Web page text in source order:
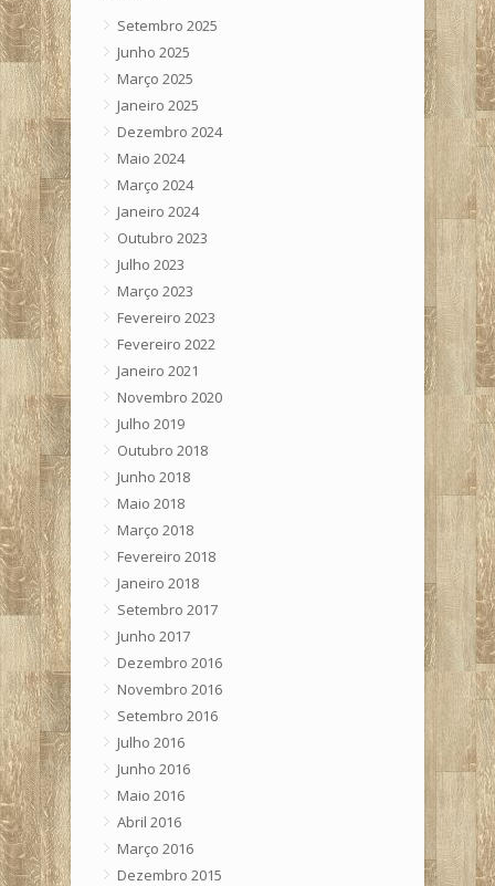
Setembro 2025
Junho 2025
Março 2025
Janeiro 2025
Dezembro 2024
Maio 2024
Março 2024
Janeiro 2024
Outubro 2023
Julho 2023
Março 2023
Fevereiro 2023
Fevereiro 2022
Janeiro 2021
Novembro 2020
Julho 2019
Outubro 2018
Junho 2018
Maio 2018
Março 2018
Fevereiro 2018
Janeiro 2018
Setembro 2017
Junho 2017
Dezembro 2016
Novembro 2016
Setembro 2016
Julho 2016
Junho 2016
Maio 2016
Abril 2016
Março 2016
Dezembro 2015